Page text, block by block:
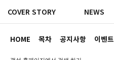
HOME 목차 공지사항 이벤트
COVER STORY NEWS